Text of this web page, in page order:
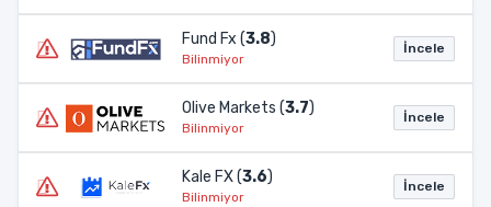
Fund Fx (3.8)
Bilinmiyor
İncele
Olive Markets (3.7)
Bilinmiyor
İncele
Kale FX (3.6)
Bilinmiyor
İncele